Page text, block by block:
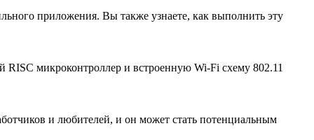
приложения. Вы также узнаете, как выполнить эту
микроконтроллер и встроенную Wi-Fi схему 802.11
и любителей, и он может стать потенциальным